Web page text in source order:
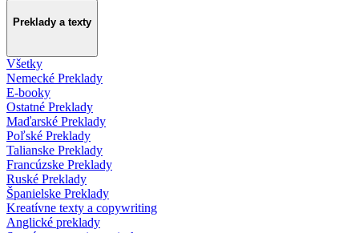
Preklady a texty
Všetky
Nemecké Preklady
E-booky
Ostatné Preklady
Maďarské Preklady
Poľské Preklady
Talianske Preklady
Francúzske Preklady
Ruské Preklady
Španielske Preklady
Kreatívne texty a copywriting
Anglické preklady